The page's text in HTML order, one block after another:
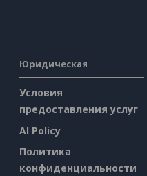
Юридическая
Условия
предоставления услуг
AI Policy
Политика
конфиденциальности